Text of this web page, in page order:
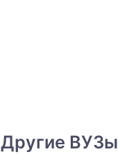
Другие ВУЗы